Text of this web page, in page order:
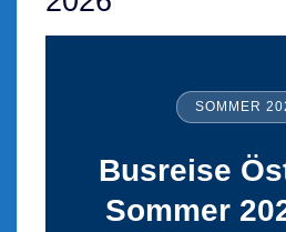
SOMMER
Busreise
Sommer